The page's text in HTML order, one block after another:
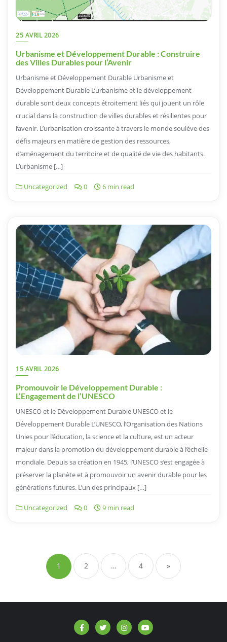
25 AVRIL 2026
Urbanisme et Développement Durable : Construire
des Villes Durables pour l’Avenir
Urbanisme et Développement Durable Urbanisme et
Développement Durable L’urbanisme et le développement
durable sont deux concepts étroitement liés qui jouent un rôle
crucial dans la construction de villes durables et résilientes pour
l’avenir. L’urbanisation croissante à travers le monde soulève des
défis majeurs en matière de gestion des ressources,
d’aménagement du territoire et de qualité de vie des habitants.
L’urbanisme […]
Uncategorized 0 6 min read
15 AVRIL 2026
Promouvoir le Développement Durable :
L’Engagement de l’UNESCO
UNESCO et le Développement Durable UNESCO et le
Développement Durable L’UNESCO, l’Organisation des Nations
Unies pour l’éducation, la science et la culture, est un acteur
majeur dans la promotion du développement durable à l’échelle
mondiale. Depuis sa création en 1945, l’UNESCO s’est engagée à
préserver la planète et à promouvoir un avenir durable pour les
générations futures. L’un des principaux […]
Uncategorized 0 9 min read
des
articles
1 2 … 4 »